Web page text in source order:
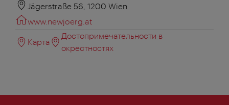
Jägerstraße 56, 1200 Wien
www.newjoerg.at
Карта
Достопримечательности в
окрестностях